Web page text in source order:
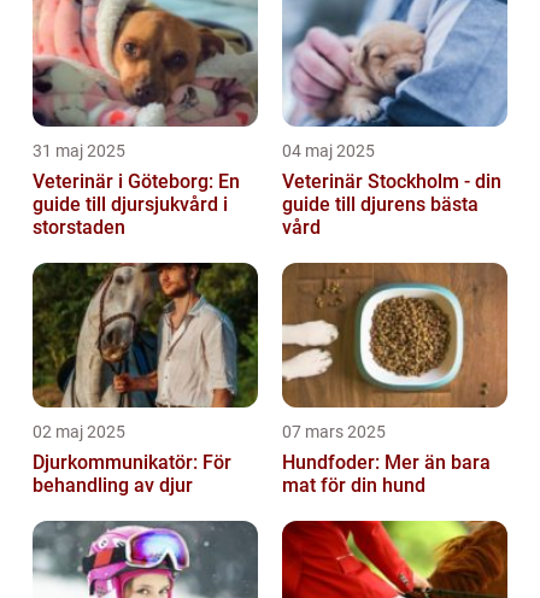
31 maj 2025
Veterinär i Göteborg: En
guide till djursjukvård i
storstaden
04 maj 2025
Veterinär Stockholm - din
guide till djurens bästa
vård
02 maj 2025
Djurkommunikatör: För
behandling av djur
07 mars 2025
Hundfoder: Mer än bara
mat för din hund